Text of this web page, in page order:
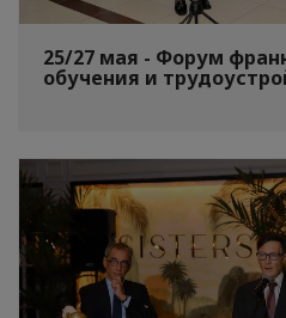
25/27 мая - Форум
обучения и